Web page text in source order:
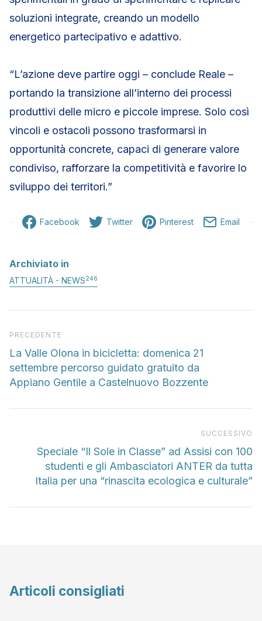
soluzioni integrate, creando un modello
energetico partecipativo e adattivo.
“L’azione deve partire oggi – conclude Reale –
portando la transizione all’interno dei processi
produttivi delle micro e piccole imprese. Solo così
vincoli e ostacoli possono trasformarsi in
opportunità concrete, capaci di generare valore
condiviso, rafforzare la competitività e favorire lo
sviluppo dei territori.”
Facebook Twitter Pinterest Email
Archiviato in
ATTUALITÀ - NEWS246
Articolo precedente
PRECEDENTE
La Valle Olona in bicicletta: domenica 21
settembre percorso guidato gratuito da
Appiano Gentile a Castelnuovo Bozzente
SUCCESSIVO
Speciale “Il Sole in Classe” ad Assisi con 100
studenti e gli Ambasciatori ANTER da tutta
Italia per una “rinascita ecologica e culturale”
Articoli consigliati